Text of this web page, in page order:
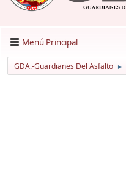
Menú Principal
GDA.-Guardianes Del Asfalto ►